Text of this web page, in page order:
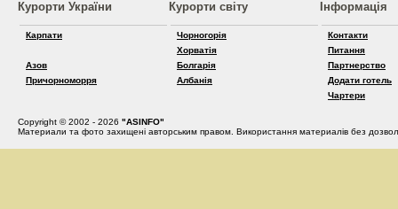
Курорти України
Карпати
Азов
Причорноморря
Курорти світу
Чорногорія
Хорватія
Болгарія
Албанія
Інформація
Контакти
Питання
Партнерство
Додати готель
Чартери
Copyright © 2002 - 2026 "ASINFO"
Материали та фото захищені авторським правом. Використання материалів без